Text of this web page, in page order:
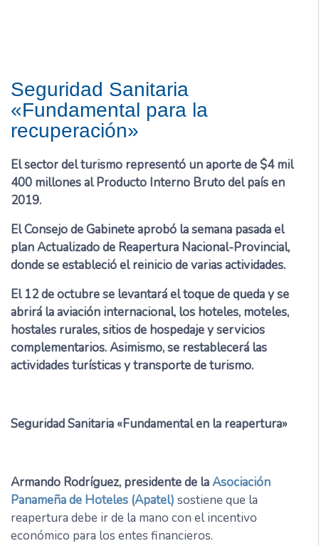
Seguridad Sanitaria
«Fundamental para la
recuperación»
El sector del turismo representó un aporte de $4 mil
400 millones al Producto Interno Bruto del país en
2019.
El Consejo de Gabinete aprobó la semana pasada el
plan Actualizado de Reapertura Nacional-Provincial,
donde se estableció el reinicio de varias actividades.
El 12 de octubre se levantará el toque de queda y se
abrirá la aviación internacional, los hoteles, moteles,
hostales rurales, sitios de hospedaje y servicios
complementarios. Asimismo, se restablecerá las
actividades turísticas y transporte de turismo.
Seguridad Sanitaria «Fundamental en la reapertura»
Armando Rodríguez, presidente de laAsociación
Panameña de Hoteles (Apatel) sostiene que la
reapertura debe ir de la mano con el incentivo
económico para los entes financieros.